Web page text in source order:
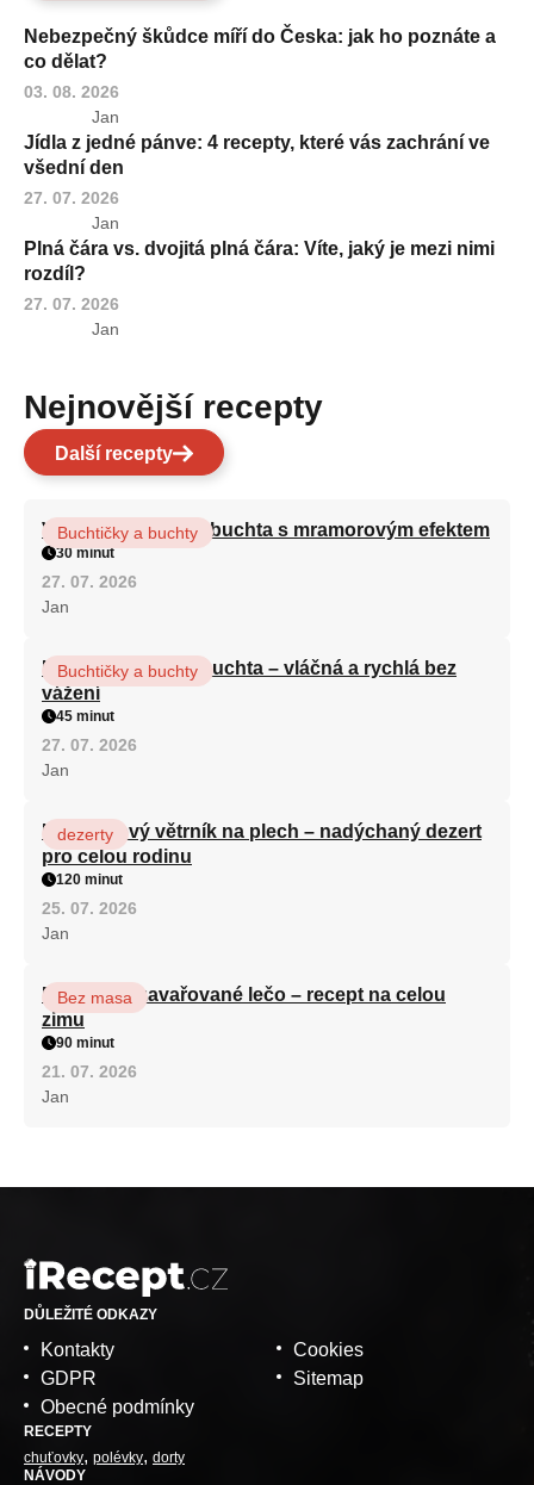
Nebezpečný škůdce míří do Česka: jak ho poznáte a
co dělat?
03. 08. 2026
Jan
Jídla z jedné pánve: 4 recepty, které vás zachrání ve
všední den
27. 07. 2026
Jan
Plná čára vs. dvojitá plná čára: Víte, jaký je mezi nimi
rozdíl?
27. 07. 2026
Jan
Nejnovější recepty
Další recepty
Vláčná olejová litá buchta s mramorovým efektem
Buchtičky a buchty
30 minut
27. 07. 2026
Jan
Hrnková maková buchta – vláčná a rychlá bez
vážení
Buchtičky a buchty
45 minut
27. 07. 2026
Jan
Karamelový větrník na plech – nadýchaný dezert
pro celou rodinu
dezerty
120 minut
25. 07. 2026
Jan
Babiččino zavařované lečo – recept na celou
zimu
Bez masa
90 minut
21. 07. 2026
Jan
DŮLEŽITÉ ODKAZY
Kontakty
GDPR
Obecné podmínky
Cookies
Sitemap
RECEPTY
chuťovky polévky dorty
NÁVODY